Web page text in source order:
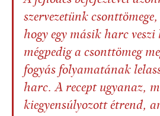
szervezetünk
hogy egy másik harc veszi
mégpedig a csonttömeg
fogyás folyamatának
harc. A recept ugyanaz,
kiegyensúlyozott étrend,